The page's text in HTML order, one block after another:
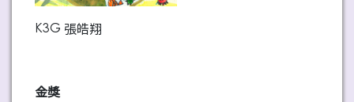
K3G 張皓翔
金獎